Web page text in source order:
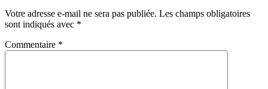
Votre adresse e-mail ne sera pas publiée. Les champs obligatoires
sont indiqués avec *
Commentaire *